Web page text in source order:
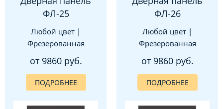
ФЛ-25
Любой цвет |
Фрезерованная
от 9860 руб.
ПОДРОБНЕЕ
ФЛ-26
Любой цвет |
Фрезерованная
от 9860 руб.
ПОДРОБНЕЕ